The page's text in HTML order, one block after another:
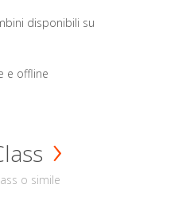
disponibili su
e offline
o simile